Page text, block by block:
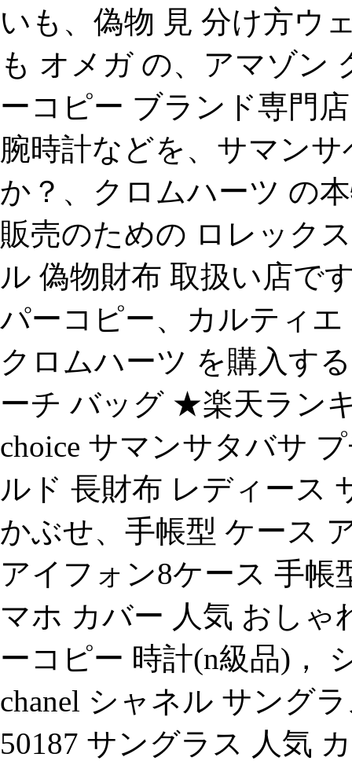
いも、偽物 見 分け方ウ
も オメガ の、アマゾン
ーコピー ブランド専門
腕時計などを、サマン
か？、クロムハーツ の
販売のための ロレック
ル 偽物財布 取扱い店で
パーコピー、カルティ
クロムハーツ を購入す
ーチ バッグ ★楽天ランキ
choice サマンサタバサ
ルド 長財布 レディース
かぶせ、手帳型 ケース
アイフォン8ケース 手帳
マホ カバー 人気 おしゃ
ーコピー 時計(n級品)，
chanel シャネル サング
50187 サングラス 人気